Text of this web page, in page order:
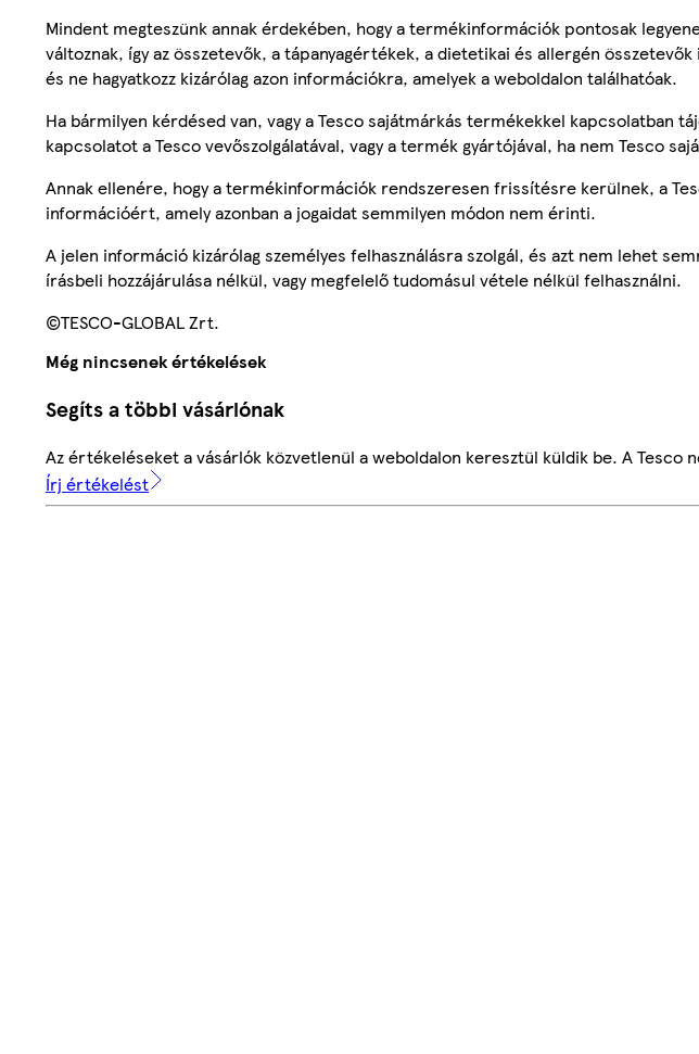
Mindent megteszünk annak érdekében, hogy a termékinformációk pontosak
változnak, így az összetevők, a tápanyagértékek, a dietetikai és allergén
és ne hagyatkozz kizárólag azon információkra, amelyek a weboldalon találhatóak.
Ha bármilyen kérdésed van, vagy a Tesco sajátmárkás termékekkel kapcsolatban
kapcsolatot a Tesco vevőszolgálatával, vagy a termék gyártójával, ha nem Tesco
Annak ellenére, hogy a termékinformációk rendszeresen frissítésre kerülnek, a
információért, amely azonban a jogaidat semmilyen módon nem érinti.
A jelen információ kizárólag személyes felhasználásra szolgál, és azt nem lehet
írásbeli hozzájárulása nélkül, vagy megfelelő tudomásul vétele nélkül felhasználni.
©TESCO-GLOBAL Zrt.
Még nincsenek értékelések
Segíts a többi vásárlónak
Az értékeléseket a vásárlók közvetlenül a weboldalon keresztül küldik be. A Tesco
Írj értékelést